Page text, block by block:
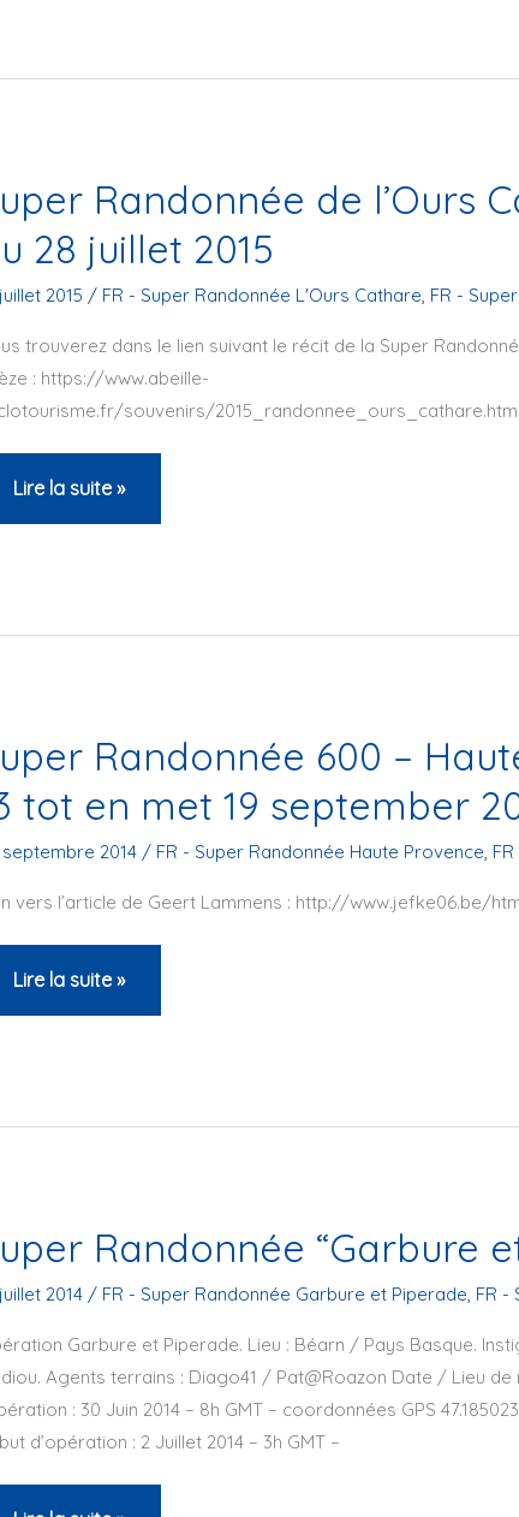
Randonnée de l’Ours
28 juillet 2015
2015 / FR - Super Randonnée L'Ours Cathare FR -
trouverez dans le lien suivant le récit de la Super
: https://www.abeille-
souvenirs/2015_randonnee_ours_cathare.html
Super
Randonnée
28
juillet
Lire la suite »
Randonnée 600 –
tot en met 19 september
2014 / FR - Super Randonnée Haute Provence
vers l’article de Geert Lammens : http://www.jefke06.be/
Super
Randonnée
en
met
2014
Lire la suite »
Randonnée “Garbure
2014 / FR - Super Randonnée Garbure et Piperade, FR -
Garbure et Piperade. Lieu : Béarn / Pays Basque.
Agents terrains : Diago41 / Pat@Roazon Date / Lieu
: 30 Juin 2014 – 8h GMT – coordonnées GPS
d’opération : 2 Juillet 2014 – 3h GMT –